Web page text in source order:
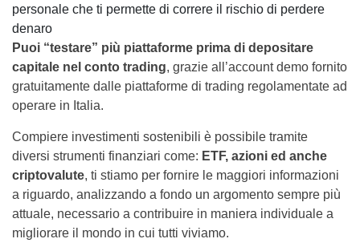
personale che ti permette di correre il rischio di perdere
denaro
Puoi “testare” più piattaforme prima di depositare
capitale nel conto trading, grazie all’account demo fornito
gratuitamente dalle piattaforme di trading regolamentate ad
operare in Italia.
Compiere investimenti sostenibili è possibile tramite
diversi strumenti finanziari come: ETF, azioni ed anche
criptovalute, ti stiamo per fornire le maggiori informazioni
a riguardo, analizzando a fondo un argomento sempre più
attuale, necessario a contribuire in maniera individuale a
migliorare il mondo in cui tutti viviamo.